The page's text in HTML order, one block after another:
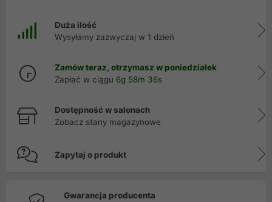
Duża ilość
Wysyłamy zazwyczaj w 1 dzień
Zamów teraz, otrzymasz w poniedziałek
Zapłać w ciągu 6g 58m 35s
Dostępność w salonach
Zobacz stany magazynowe
Zapytaj o produkt
Gwarancja producenta